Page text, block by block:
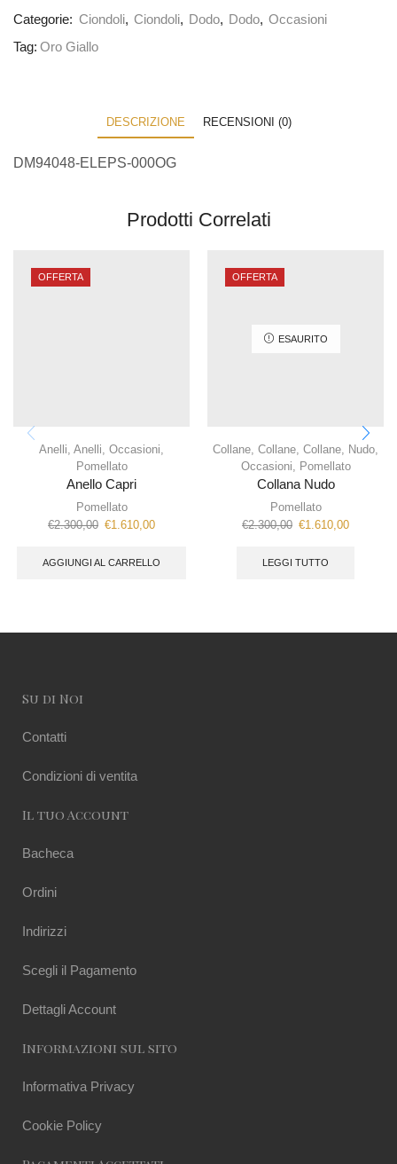
Categorie: Ciondoli, Ciondoli, Dodo, Dodo, Occasioni
Tag: Oro Giallo
DESCRIZIONE RECENSIONI (0)
DM94048-ELEPS-000OG
Prodotti Correlati
OFFERTA
Anelli, Anelli, Occasioni,
Pomellato
Anello Capri
Pomellato
€2.300,00 €1.610,00
AGGIUNGI AL CARRELLO
OFFERTA
ESAURITO
Collane, Collane, Collane, Nudo,
Occasioni, Pomellato
Collana Nudo
Pomellato
€2.300,00 €1.610,00
LEGGI TUTTO
Su di Noi
Contatti
Condizioni di ventita
Il tuo Account
Bacheca
Ordini
Indirizzi
Scegli il Pagamento
Dettagli Account
Informazioni sul sito
Informativa Privacy
Cookie Policy